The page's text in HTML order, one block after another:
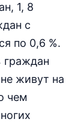
1, 8
с
по 0,6 %.
граждан
живут на
чем